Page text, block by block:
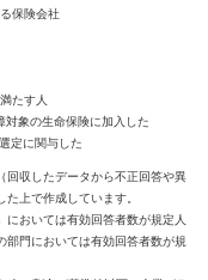
保険会社
たす人
対象の生命保険に加入した
定に関与した
収したデータから不正回答や異
上で作成しています。
おいては有効回答者数が規定人
部門においては有効回答者数が規